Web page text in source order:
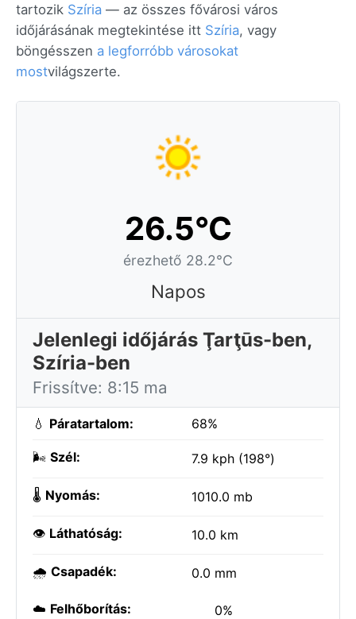
tartozik Szíria — az összes fővárosi város
időjárásának megtekintése itt Szíria, vagy
böngésszen a legforróbb városokat
mostvilágszerte.
26.5°C
érezhető 28.2°C
Napos
Jelenlegi időjárás Ţarţūs-ben,
Szíria-ben
Frissítve: 8:15 ma
💧 Páratartalom: 68%
🌬️ Szél: 7.9 kph (198°)
🌡️ Nyomás: 1010.0 mb
👁️ Láthatóság: 10.0 km
🌧️ Csapadék: 0.0 mm
☁️ Felhőborítás: 0%